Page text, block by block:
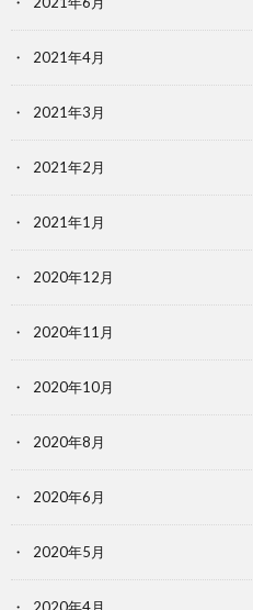
2021年4月
2021年3月
2021年2月
2021年1月
2020年12月
2020年11月
2020年10月
2020年8月
2020年6月
2020年5月